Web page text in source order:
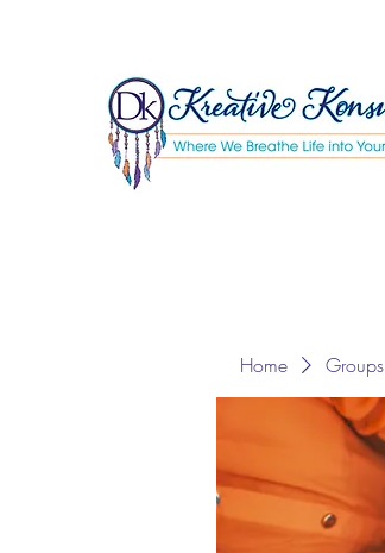
Home Groups